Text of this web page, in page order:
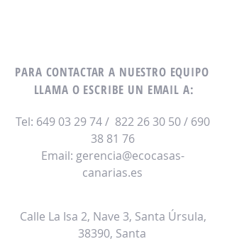
PARA CONTACTAR A NUESTRO EQUIPO
LLAMA O ESCRIBE UN EMAIL A:
Tel: 649 03 29 74/ 822 26 30 50/ 690
38 81 76
Email: gerencia@ecocasas-
canarias.es
Calle La Isa 2, Nave 3, Santa Úrsula,
38390, Santa